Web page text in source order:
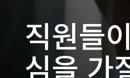
직원들
심을 가